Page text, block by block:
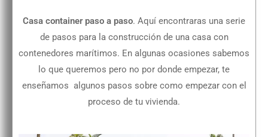
Casa container paso a paso. Aquí encontraras una serie
de pasos para la construcción de una casa con
contenedores marítimos. En algunas ocasiones sabemos
lo que queremos pero no por donde empezar, te
enseñamos algunos pasos sobre como empezar con el
proceso de tu vivienda.